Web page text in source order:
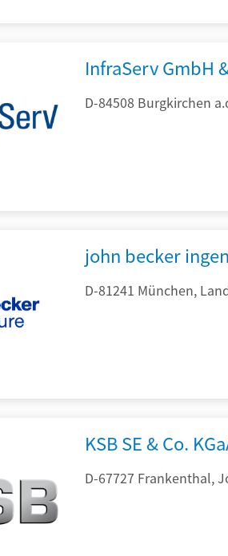
InfraServ GmbH
D-84508 Burgkirchen
john becker
D-81241 München,
KSB SE & Co.
D-67727 Frankenthal,